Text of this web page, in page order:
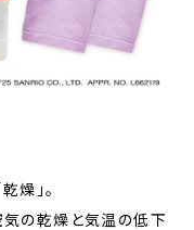
燥」。
の乾燥と気温の低下